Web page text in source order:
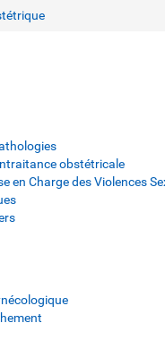
obstétricale
en Charge des Violences